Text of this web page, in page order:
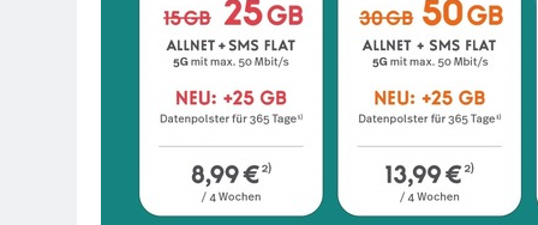
POL-OH:
6. August 2026
POL-HR:
6. August 2026